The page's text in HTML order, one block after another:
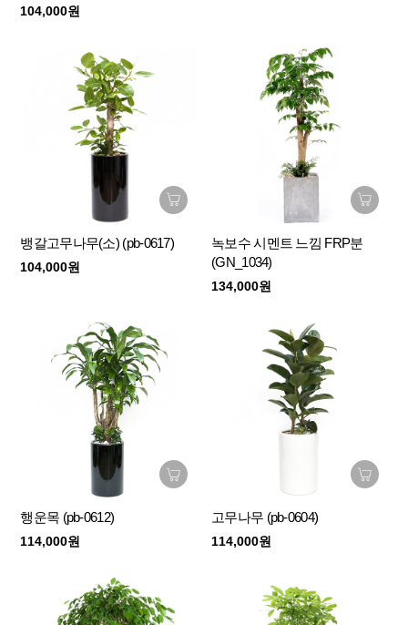
104,000원
뱅갈고무나무(소) (pb-0617)
104,000원
녹보수 시멘트 느낌 FRP분
(GN_1034)
134,000원
행운목 (pb-0612)
114,000원
고무나무 (pb-0604)
114,000원